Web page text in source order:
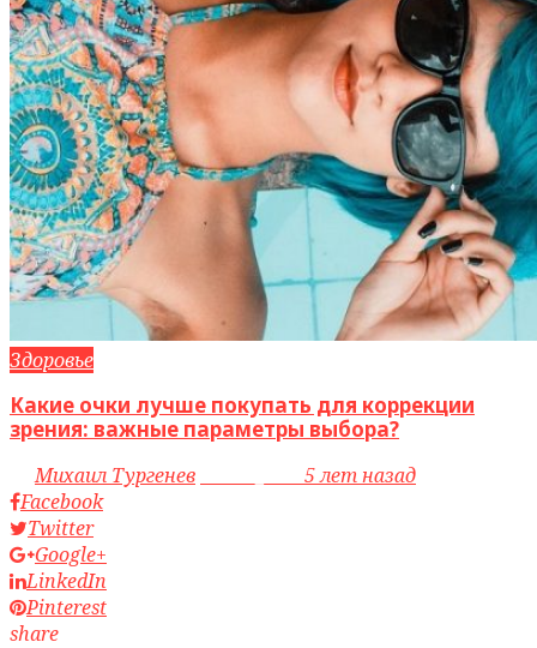
Здоровье
Какие очки лучше покупать для коррекции
зрения: важные параметры выбора?
byМихаил Тургенев
5 лет назад
Facebook
Twitter
Google+
LinkedIn
Pinterest
share